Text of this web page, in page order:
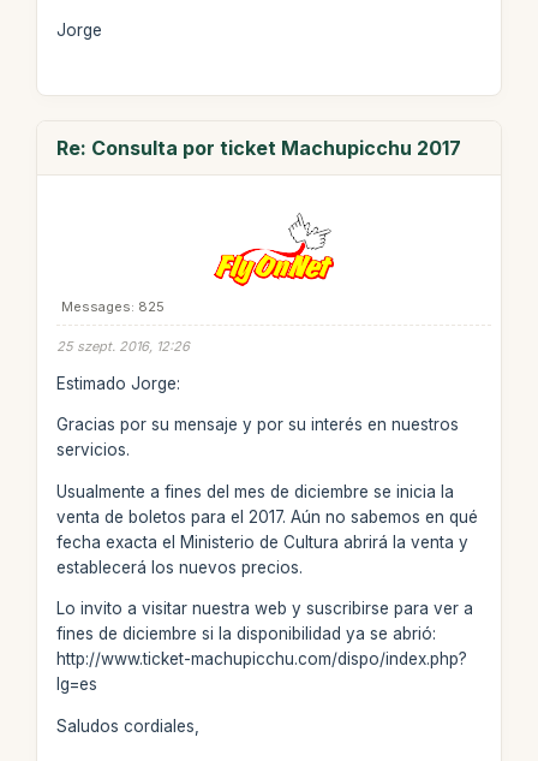
Jorge
Re: Consulta por ticket Machupicchu 2017
Messages: 825
25 szept. 2016, 12:26
Estimado Jorge:
Gracias por su mensaje y por su interés en nuestros
servicios.
Usualmente a fines del mes de diciembre se inicia la
venta de boletos para el 2017. Aún no sabemos en qué
fecha exacta el Ministerio de Cultura abrirá la venta y
establecerá los nuevos precios.
Lo invito a visitar nuestra web y suscribirse para ver a
fines de diciembre si la disponibilidad ya se abrió:
http://www.ticket-machupicchu.com/dispo/index.php?
lg=es
Saludos cordiales,